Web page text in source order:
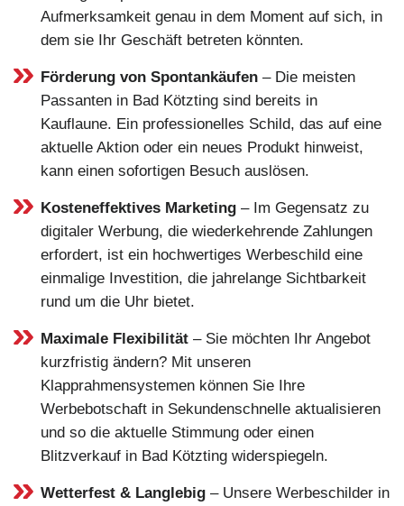
Aufmerksamkeit genau in dem Moment auf sich, in
dem sie Ihr Geschäft betreten könnten.
Förderung von Spontankäufen – Die meisten
Passanten in Bad Kötzting sind bereits in
Kauflaune. Ein professionelles Schild, das auf eine
aktuelle Aktion oder ein neues Produkt hinweist,
kann einen sofortigen Besuch auslösen.
Kosteneffektives Marketing – Im Gegensatz zu
digitaler Werbung, die wiederkehrende Zahlungen
erfordert, ist ein hochwertiges Werbeschild eine
einmalige Investition, die jahrelange Sichtbarkeit
rund um die Uhr bietet.
Maximale Flexibilität – Sie möchten Ihr Angebot
kurzfristig ändern? Mit unseren
Klapprahmensystemen können Sie Ihre
Werbebotschaft in Sekundenschnelle aktualisieren
und so die aktuelle Stimmung oder einen
Blitzverkauf in Bad Kötzting widerspiegeln.
Wetterfest & Langlebig – Unsere Werbeschilder in